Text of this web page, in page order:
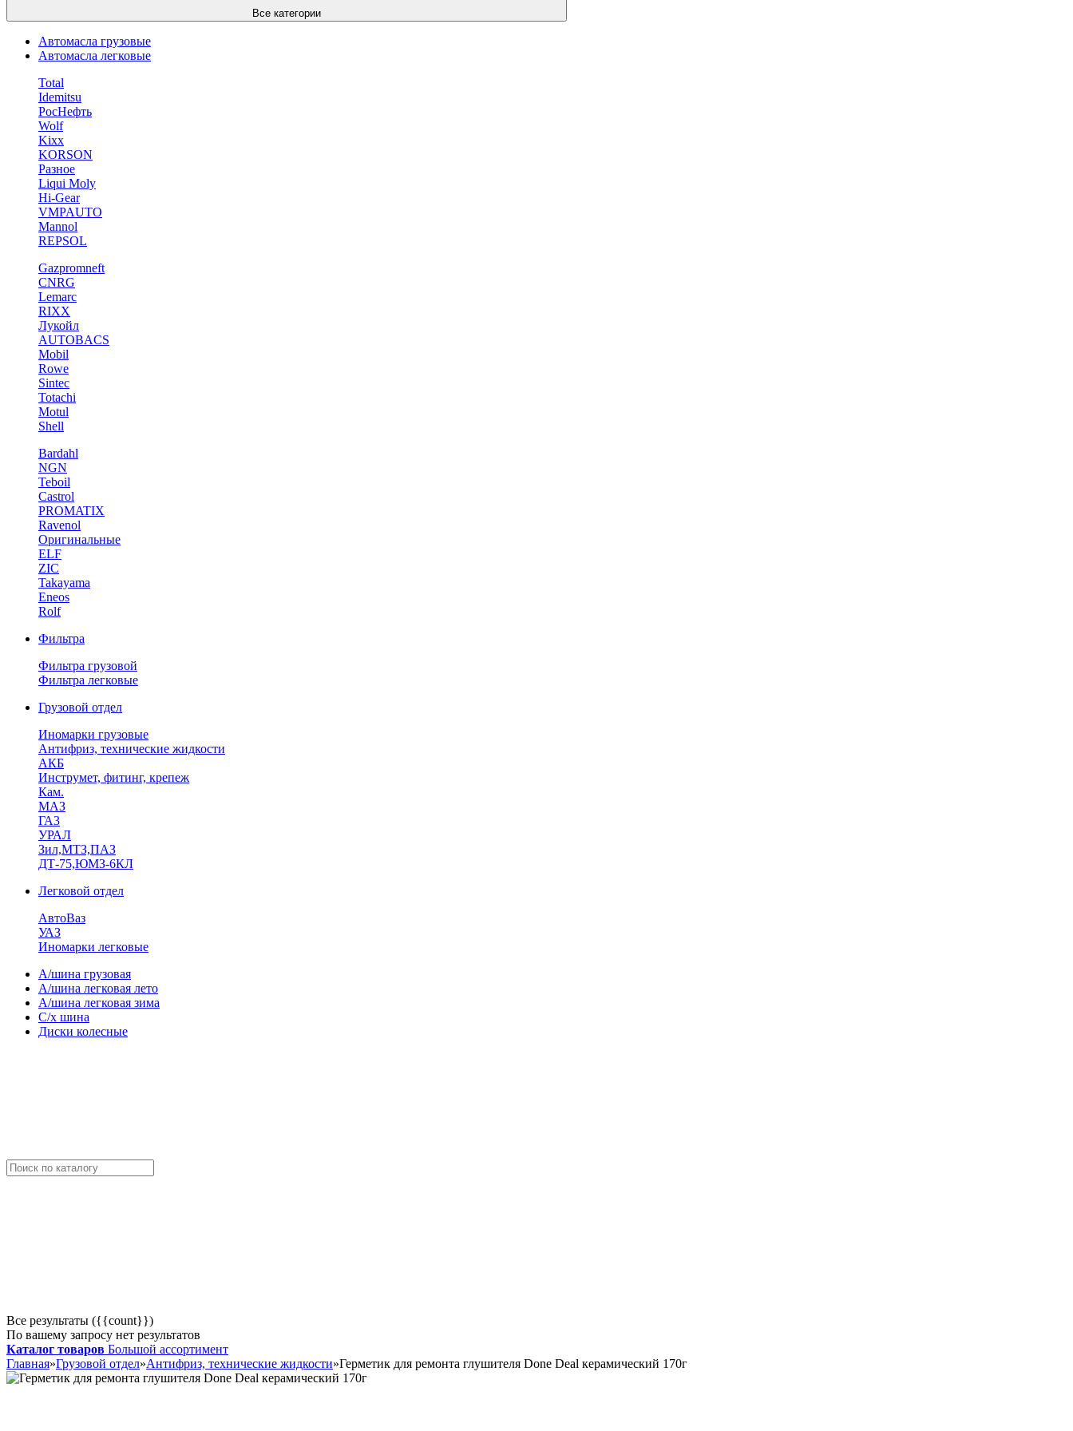
Все категории
Автомасла грузовые
Автомасла легковые
Total
Idemitsu
РосНефть
Wolf
Kixx
KORSON
Разное
Liqui Moly
Hi-Gear
VMPAUTO
Mannol
REPSOL
Gazpromneft
CNRG
Lemarc
RIXX
Лукойл
AUTOBACS
Mobil
Rowe
Sintec
Totachi
Motul
Shell
Bardahl
NGN
Teboil
Castrol
PROMATIX
Ravenol
Оригинальные
ELF
ZIC
Takayama
Eneos
Rolf
Фильтра
Фильтра грузовой
Фильтра легковые
Грузовой отдел
Иномарки грузовые
Антифриз, технические жидкости
АКБ
Инструмет, фитинг, крепеж
Кам.
МАЗ
ГА3
УРАЛ
Зил,МТЗ,ПАЗ
ДТ-75,ЮМЗ-6КЛ
Легковой отдел
АвтоВаз
УАЗ
Иномарки легковые
А/шина грузовая
А/шина легковая лето
А/шина легковая зима
С/х шина
Диски колесные
Все результаты ({{count}})
По вашему запросу нет результатов
Каталог товаров Большой ассортимент
Главная»Грузовой отдел»Антифриз, технические жидкости»Герметик для ремонта глушителя Done Deal керамический 170г